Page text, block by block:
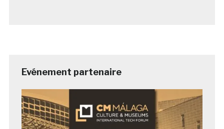
Evénement partenaire